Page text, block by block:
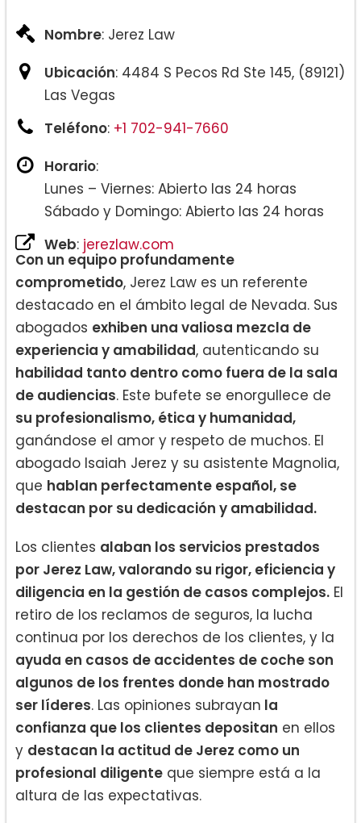
Nombre: Jerez Law
Ubicación: 4484 S Pecos Rd Ste 145, (89121)
Las Vegas
Teléfono: +1 702-941-7660
Horario:
Lunes – Viernes: Abierto las 24 horas
Sábado y Domingo: Abierto las 24 horas
Web: jerezlaw.com
Con un equipo profundamente
comprometido, Jerez Law es un referente
destacado en el ámbito legal de Nevada. Sus
abogados exhiben una valiosa mezcla de
experiencia y amabilidad, autenticando su
habilidad tanto dentro como fuera de la sala
de audiencias. Este bufete se enorgullece de
su profesionalismo, ética y humanidad,
ganándose el amor y respeto de muchos. El
abogado Isaiah Jerez y su asistente Magnolia,
que hablan perfectamente español, se
destacan por su dedicación y amabilidad.
Los clientes alaban los servicios prestados
por Jerez Law, valorando su rigor, eficiencia y
diligencia en la gestión de casos complejos. El
retiro de los reclamos de seguros, la lucha
continua por los derechos de los clientes, y la
ayuda en casos de accidentes de coche son
algunos de los frentes donde han mostrado
ser líderes. Las opiniones subrayan la
confianza que los clientes depositan en ellos
y destacan la actitud de Jerez como un
profesional diligente que siempre está a la
altura de las expectativas.